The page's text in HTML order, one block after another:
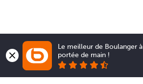
Le meilleur de Boulanger à
portée de main !